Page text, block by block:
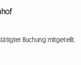
Buchung mitgeteilt.